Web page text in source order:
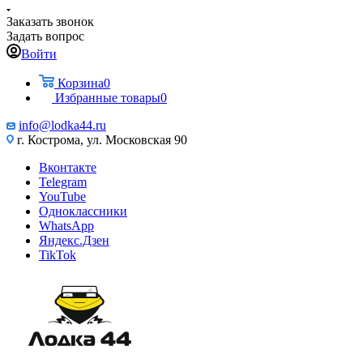
Заказать звонок
Задать вопрос
Войти
Корзина0
Избранные товары0
info@lodka44.ru
г. Кострома, ул. Московская 90
Вконтакте
Telegram
YouTube
Одноклассники
WhatsApp
Яндекс.Дзен
TikTok